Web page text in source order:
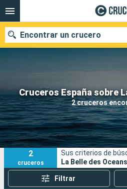
Cruceros España sobre
2 cruceros
Encontrar un crucero
Nuestros destinos
Fecha de salida
Puertos
2
cruceros
Sus criterios de
La Belle des
Filtrar